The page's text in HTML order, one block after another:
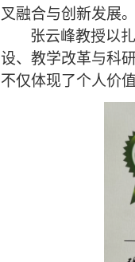
叉融合与创新发展
张云峰教授以
设、教学改革与科
不仅体现了个人价